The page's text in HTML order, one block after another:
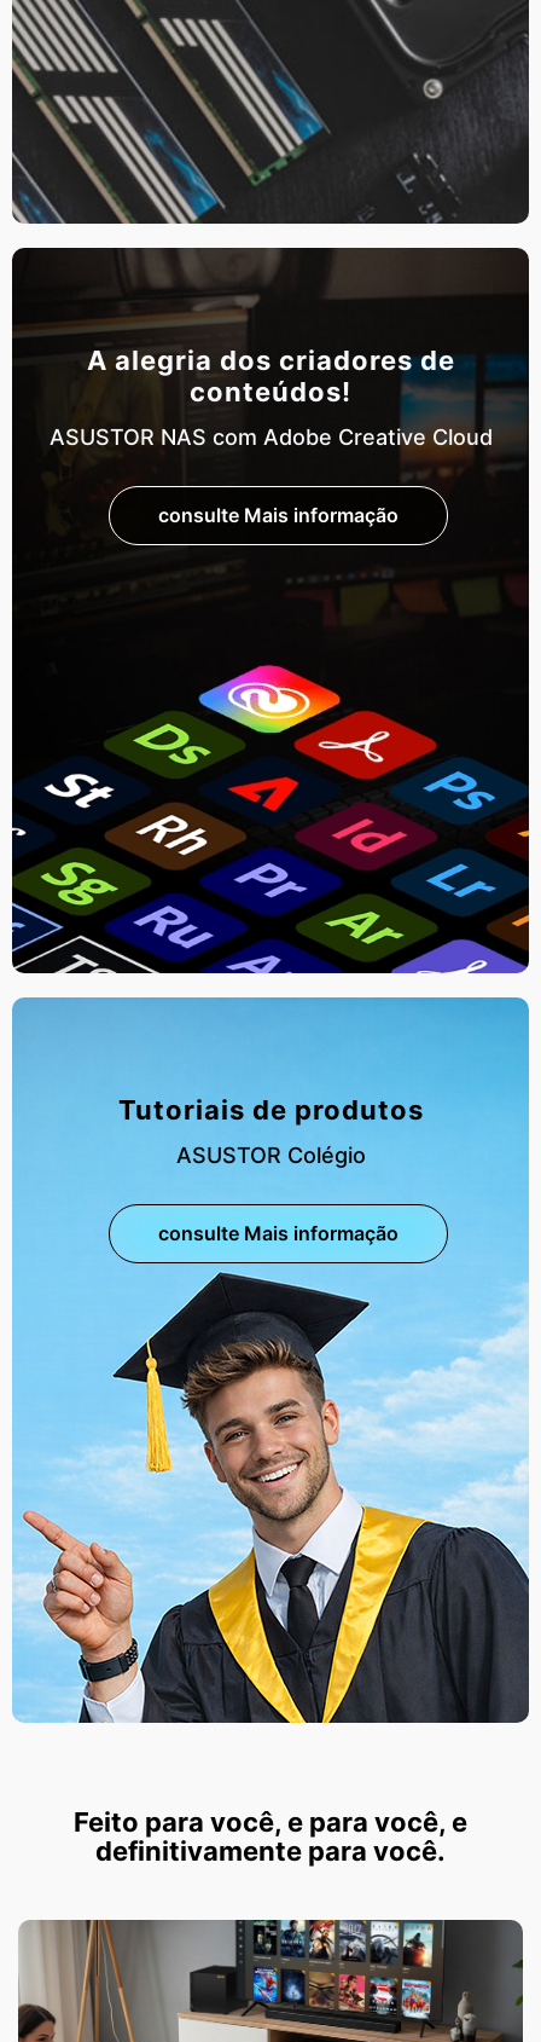
A alegria dos criadores de
conteúdos!
ASUSTOR NAS com Adobe Creative Cloud
consulte Mais informação
Tutoriais de produtos
ASUSTOR Colégio
consulte Mais informação
Feito para você, e para você, e
definitivamente para você.